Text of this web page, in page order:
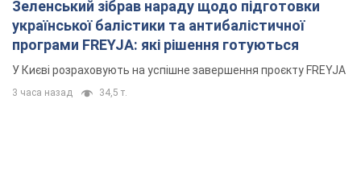
Зеленський зібрав нараду щодо підготовки
української балістики та антибалістичної
програми FREYJA: які рішення готуються
У Києві розраховують на успішне завершення проєкту FREYJA
3 часа назад 34,5 т.